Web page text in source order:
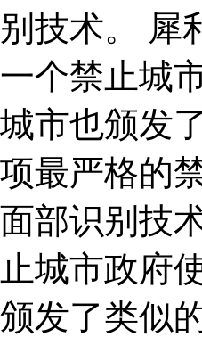
别技术。 犀
一个禁止城
城市也颁发
项最严格的
面部识别技
止城市政府
颁发了类似